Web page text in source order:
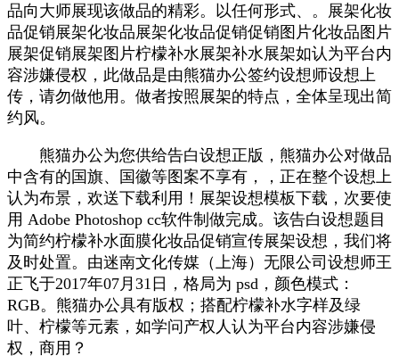
品向大师展现该做品的精彩。以任何形式、。展架化妆
品促销展架化妆品展架化妆品促销促销图片化妆品图片
展架促销展架图片柠檬补水展架补水展架如认为平台内
容涉嫌侵权，此做品是由熊猫办公签约设想师设想上
传，请勿做他用。做者按照展架的特点，全体呈现出简
约风。
熊猫办公为您供给告白设想正版，熊猫办公对做品
中含有的国旗、国徽等图案不享有，，正在整个设想上
认为布景，欢送下载利用！展架设想模板下载，次要使
用 Adobe Photoshop cc软件制做完成。该告白设想题目
为简约柠檬补水面膜化妆品促销宣传展架设想，我们将
及时处置。由迷南文化传媒（上海）无限公司设想师王
正飞于2017年07月31日，格局为 psd，颜色模式：
RGB。熊猫办公具有版权；搭配柠檬补水字样及绿
叶、柠檬等元素，如学问产权人认为平台内容涉嫌侵
权，商用？